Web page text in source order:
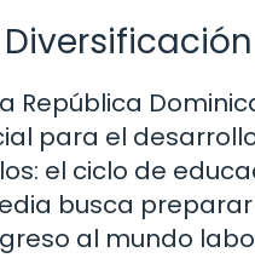
República
para el
el ciclo de
busca
al mundo